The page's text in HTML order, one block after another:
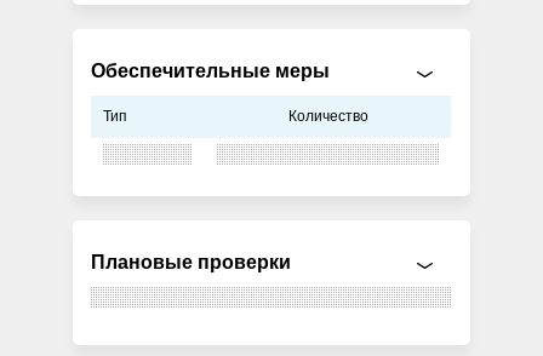
Обеспечительные меры
Тип Количество
Плановые проверки